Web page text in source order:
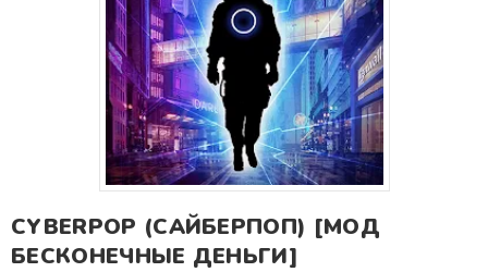
CYBERPOP (САЙБЕРПОП) [МОД
БЕСКОНЕЧНЫЕ ДЕНЬГИ]